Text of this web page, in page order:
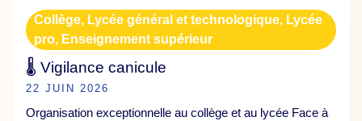
Collège, Lycée général et technologique, Lycée
pro, Enseignement supérieur
🌡️ Vigilance canicule
22 JUIN 2026
Organisation exceptionnelle au collège et au lycée Face à